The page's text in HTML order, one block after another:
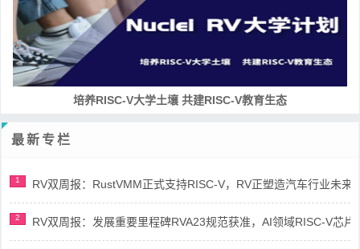
培养RISC-V大学土壤 共建RISC-V教育生态
最新专栏
1 RV双周报：RustVMM正式支持RISC-V，RV正塑造汽车行业未来
2 RV双周报：发展重要里程碑RVA23规范获准，AI领域RISC-V芯